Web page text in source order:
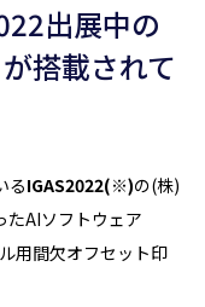
出展中の
搭載されて
るIGAS2022(※)の(株)
たAIソフトウェア
用間欠オフセット印